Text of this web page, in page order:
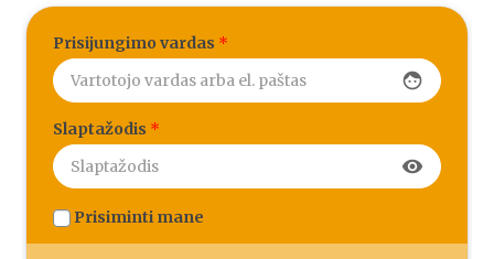
Prisijungimo vardas *
face
Slaptažodis *
visibility
Prisiminti mane